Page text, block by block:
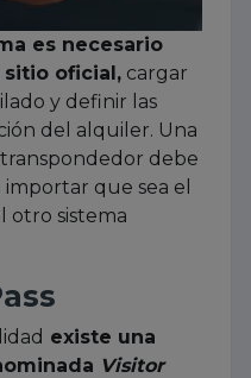
es necesario
sitio oficial, cargar
y definir las
del alquiler. Una
debe
que sea el
otro sistema
existe una
Visitor